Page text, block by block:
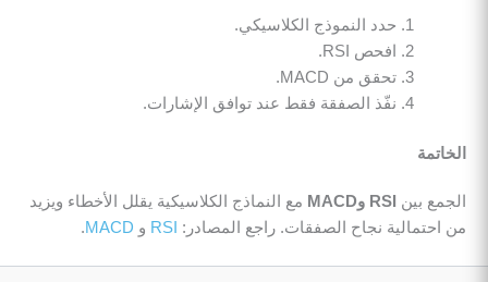
حدد النموذج الكلاسيكي.
افحص RSI.
تحقق من MACD.
نفّذ الصفقة فقط عند توافق الإشارات.
الخاتمة
الجمع بين RSI وMACD
مع النماذج الكلاسيكية يقلل الأخطاء ويزيد
من احتمالية نجاح الصفقات. راجع المصادر: RSI و MACD
.